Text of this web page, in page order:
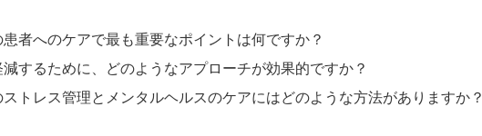
者へのケアで最も重要なポイントは何ですか？
するために、どのようなアプローチが効果的ですか？
トレス管理とメンタルヘルスのケアにはどのような方法がありますか？